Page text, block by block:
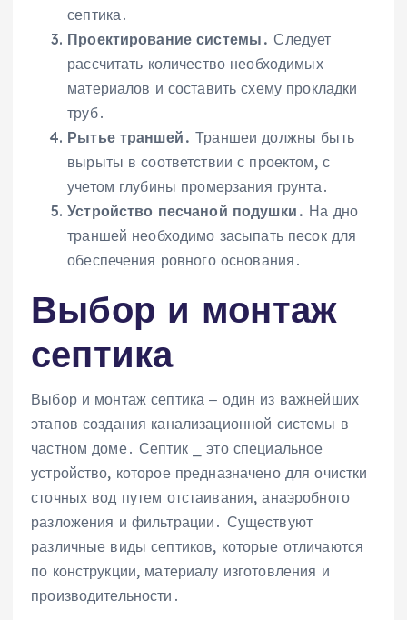
септика․
Проектирование системы․ Следует
рассчитать количество необходимых
материалов и составить схему прокладки
труб․
Рытье траншей․ Траншеи должны быть
вырыты в соответствии с проектом, с
учетом глубины промерзания грунта․
Устройство песчаной подушки․ На дно
траншей необходимо засыпать песок для
обеспечения ровного основания․
Выбор и монтаж
септика
Выбор и монтаж септика ‒ один из важнейших
этапов создания канализационной системы в
частном доме․ Септик ⎯ это специальное
устройство, которое предназначено для очистки
сточных вод путем отстаивания, анаэробного
разложения и фильтрации․ Существуют
различные виды септиков, которые отличаются
по конструкции, материалу изготовления и
производительности․